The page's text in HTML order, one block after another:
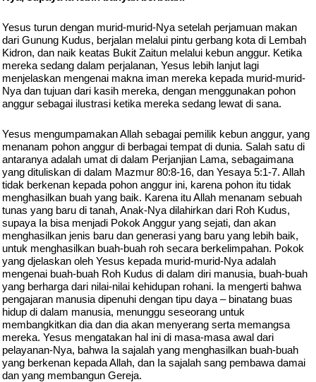
Yesus turun dengan murid-murid-Nya setelah perjamuan makan
dari Gunung Kudus, berjalan melalui pintu gerbang kota di Lembah
Kidron, dan naik keatas Bukit Zaitun melalui kebun anggur. Ketika
mereka sedang dalam perjalanan, Yesus lebih lanjut lagi
menjelaskan mengenai makna iman mereka kepada murid-murid-
Nya dan tujuan dari kasih mereka, dengan menggunakan pohon
anggur sebagai ilustrasi ketika mereka sedang lewat di sana.
Yesus mengumpamakan Allah sebagai pemilik kebun anggur, yang
menanam pohon anggur di berbagai tempat di dunia. Salah satu di
antaranya adalah umat di dalam Perjanjian Lama, sebagaimana
yang dituliskan di dalam Mazmur 80:8-16, dan Yesaya 5:1-7. Allah
tidak berkenan kepada pohon anggur ini, karena pohon itu tidak
menghasilkan buah yang baik. Karena itu Allah menanam sebuah
tunas yang baru di tanah, Anak-Nya dilahirkan dari Roh Kudus,
supaya Ia bisa menjadi Pokok Anggur yang sejati, dan akan
menghasilkan jenis baru dan generasi yang baru yang lebih baik,
untuk menghasilkan buah-buah roh secara berkelimpahan. Pokok
yang djelaskan oleh Yesus kepada murid-murid-Nya adalah
mengenai buah-buah Roh Kudus di dalam diri manusia, buah-buah
yang berharga dari nilai-nilai kehidupan rohani. Ia mengerti bahwa
pengajaran manusia dipenuhi dengan tipu daya – binatang buas
hidup di dalam manusia, menunggu seseorang untuk
membangkitkan dia dan dia akan menyerang serta memangsa
mereka. Yesus mengatakan hal ini di masa-masa awal dari
pelayanan-Nya, bahwa Ia sajalah yang menghasilkan buah-buah
yang berkenan kepada Allah, dan Ia sajalah sang pembawa damai
dan yang membangun Gereja.